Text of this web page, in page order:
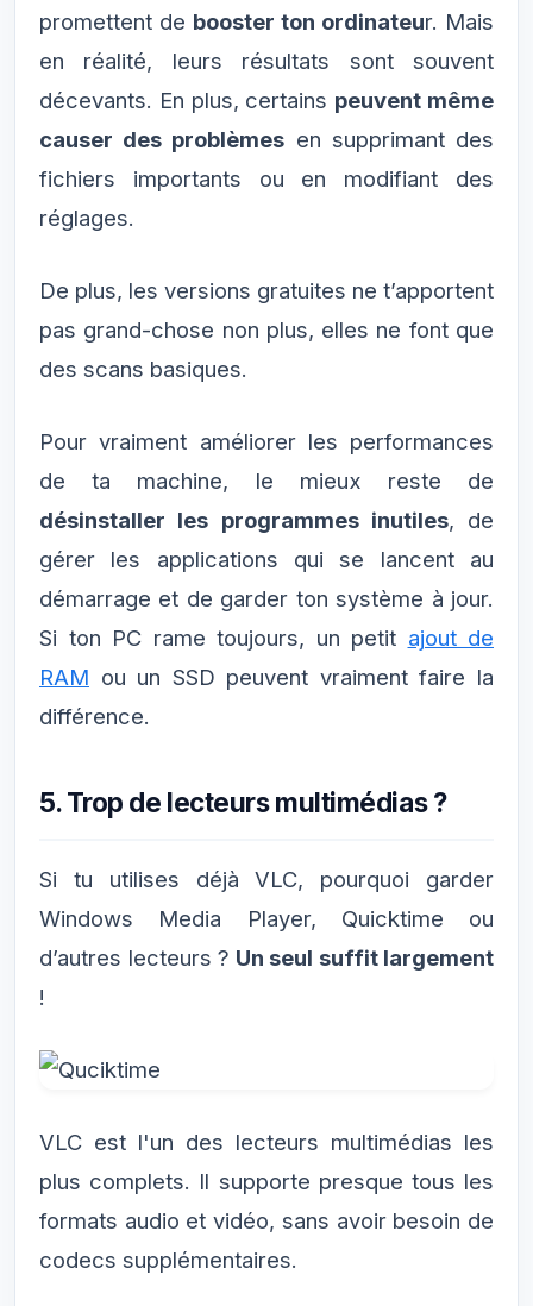
promettent de booster ton ordinateur. Mais
en réalité, leurs résultats sont souvent
décevants. En plus, certains peuvent même
causer des problèmes en supprimant des
fichiers importants ou en modifiant des
réglages.
De plus, les versions gratuites ne t’apportent
pas grand-chose non plus, elles ne font que
des scans basiques.
Pour vraiment améliorer les performances
de ta machine, le mieux reste de
désinstaller les programmes inutiles, de
gérer les applications qui se lancent au
démarrage et de garder ton système à jour.
Si ton PC rame toujours, un petit ajout de
RAM ou un SSD peuvent vraiment faire la
différence.
5. Trop de lecteurs multimédias ?
Si tu utilises déjà VLC, pourquoi garder
Windows Media Player, Quicktime ou
d’autres lecteurs ? Un seul suffit largement
!
VLC est l'un des lecteurs multimédias les
plus complets. Il supporte presque tous les
formats audio et vidéo, sans avoir besoin de
codecs supplémentaires.